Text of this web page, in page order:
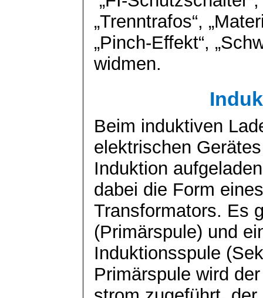
„Trenntrafos“,
„Pinch-Effekt“,
widmen.
Beim induktiven
elektrischen
Induktion
dabei die Form
Transformators. Es
(Primärspule) und
Induktionsspule
Primärspule wird